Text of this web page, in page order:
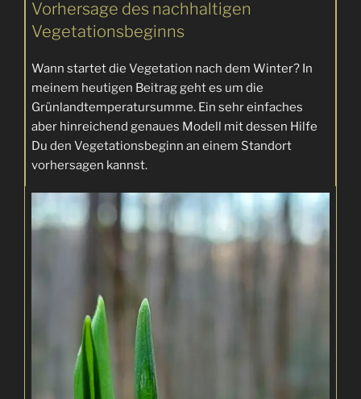
Vorhersage des nachhaltigen
Vegetationsbeginns
Wann startet die Vegetation nach dem Winter? In
meinem heutigen Beitrag geht es um die
Grünlandtemperatursumme. Ein sehr einfaches
aber hinreichend genaues Modell mit dessen Hilfe
Du den Vegetationsbeginn an einem Standort
vorhersagen kannst.